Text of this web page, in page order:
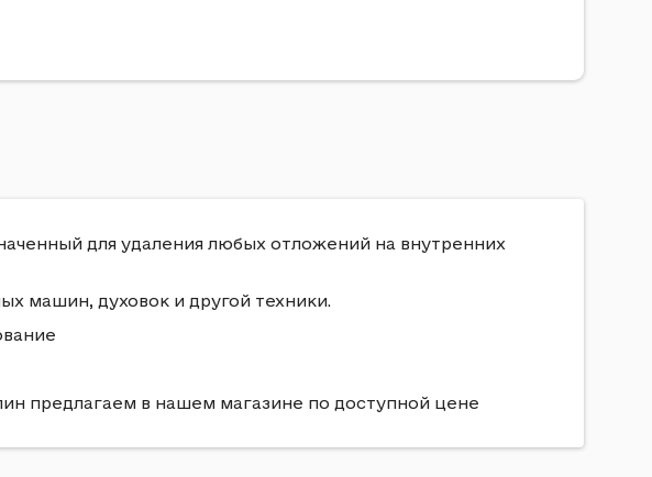
для удаления любых отложений на внутренних
машин, духовок и другой техники.
предлагаем в нашем магазине по доступной цене